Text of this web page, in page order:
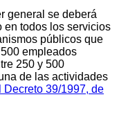
general se deberá
en todos los servicios
públicos que
empleados
250 y 500
de las actividades
Decreto 39/1997, de